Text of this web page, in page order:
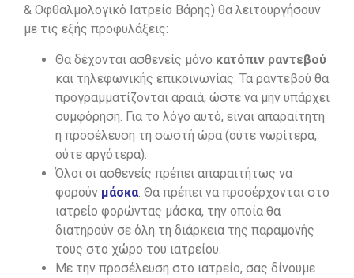
& Οφθαλμολογικό Ιατρείο Βάρης) θα λειτουργήσουν
με τις εξής προφυλάξεις:
Θα δέχονται ασθενείς μόνο κατόπιν ραντεβού
και τηλεφωνικής επικοινωνίας. Τα ραντεβού θα
προγραμματίζονται αραιά, ώστε να μην υπάρχει
συμφόρηση. Για το λόγο αυτό, είναι απαραίτητη
η προσέλευση τη σωστή ώρα (ούτε νωρίτερα,
ούτε αργότερα).
Όλοι οι ασθενείς πρέπει απαραιτήτως να
φορούν μάσκα . Θα πρέπει να προσέρχονται στο
ιατρείο φορώντας μάσκα, την οποία θα
διατηρούν σε όλη τη διάρκεια της παραμονής
τους στο χώρο του ιατρείου.
Με την προσέλευση στο ιατρείο, σας δίνουμε